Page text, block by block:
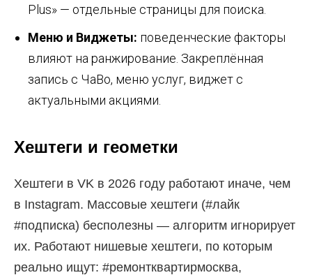
Plus» — отдельные страницы для поиска.
Меню и Виджеты: поведенческие факторы
влияют на ранжирование. Закреплённая
запись с ЧаВо, меню услуг, виджет с
актуальными акциями.
Хештеги и геометки
Хештеги в VK в 2026 году работают иначе, чем
в Instagram. Массовые хештеги (#лайк
#подписка) бесполезны — алгоритм игнорирует
их. Работают нишевые хештеги, по которым
реально ищут: #ремонтквартирмосква,